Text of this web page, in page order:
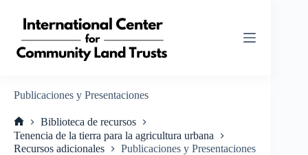
contenido
Publicaciones y Presentaciones
Inicio
Biblioteca de recursos
Tenencia de la tierra para la agricultura urbana
Recursos adicionales
Publicaciones y Presentaciones